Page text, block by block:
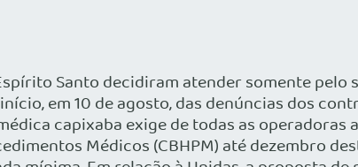
Santo decidiram atender somente pelo
em 10 de agosto, das denúncias dos
capixaba exige de todas as operadoras
Médicos (CBHPM) até dezembro